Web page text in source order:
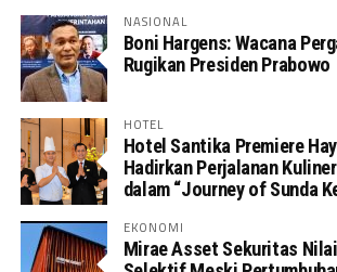
NASIONAL
Boni Hargens: Wacana
Rugikan Presiden Prabowo
HOTEL
Hotel Santika Premiere
Hadirkan Perjalanan
dalam “Journey of Sunda
EKONOMI
Mirae Asset Sekuritas